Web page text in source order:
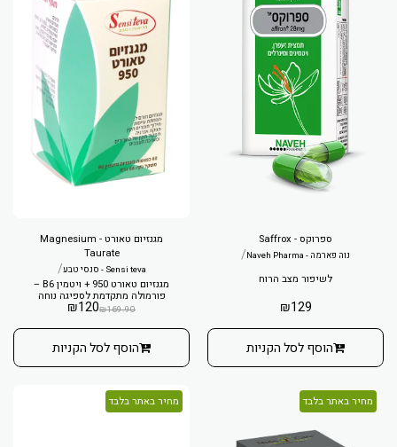
ספרוקס - Saffrox
נוה פארמה - Naveh Pharma /
לשיפור מצב הרוח
₪129
הוסף לסל הקניות
מגנזיום טאורט - Magnesium
Taurate
Sensi teva - סנסי טבע /
מגנזיום טאורט 950 + ויטמין B6 –
פורמולה מתקדמת לספיגה נוחה
₪169.90
₪120
הוסף לסל הקניות
מחיר באתר בלבד מחיר באתר בלבד